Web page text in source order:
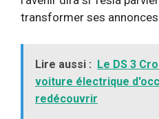
transformer ses
Lire aussi : Le DS 3
voiture électrique
redécouvrir